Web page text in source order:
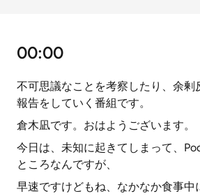
00:00
不可思議なことを考察したり、余剰
報告をしていく番組です。
倉木凪です。おはようございます。
今日は、未知に起きてしまって、
ところなんですが、
早速ですけどもね、なかなか食事中